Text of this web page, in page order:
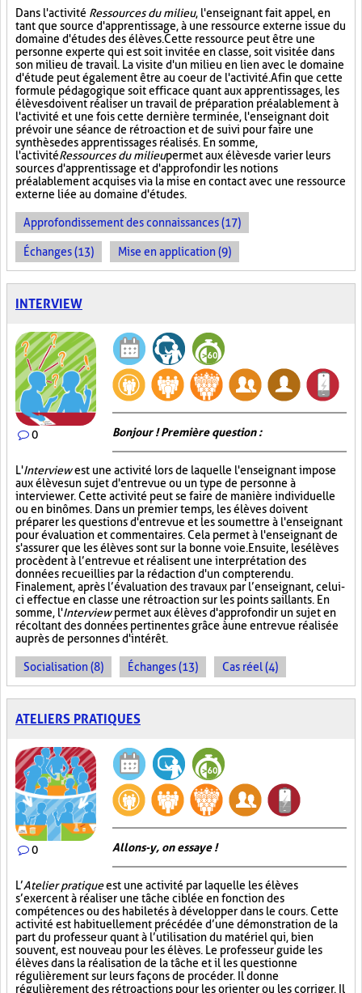
Dans l'activité Ressources du milieu, l'enseignant fait appel, en
tant que source d'apprentissage, à une ressource externe issue du
domaine d'études des élèves. Cette ressource peut être une
personne experte qui est soit invitée en classe, soit visitée dans
son milieu de travail. La visite d'un milieu en lien avec le domaine
d'étude peut également être au coeur de l'activité. Afin que cette
formule pédagogique soit efficace quant aux apprentissages, les
élèves doivent réaliser un travail de préparation préalablement à
l'activité et une fois cette dernière terminée, l'enseignant doit
prévoir une séance de rétroaction et de suivi pour faire une
synthèse des apprentissages réalisés. En somme,
l'activitéRessources du milieupermet aux élèves de varier leurs
sources d'apprentissage et d'approfondir les notions
préalablement acquises via la mise en contact avec une ressource
externe liée au domaine d'études.
Approfondissement des connaissances (17)
Échanges (13) Mise en application (9)
INTERVIEW
0 Bonjour ! Première question :
L'Interviewest une activité lors de laquelle l'enseignant impose
aux élèves un sujet d'entrevue ou un type de personne à
interviewer. Cette activité peut se faire de manière individuelle
ou en binômes. Dans un premier temps, les élèves doivent
préparer les questions d'entrevue et les soumettre à l'enseignant
pour évaluation et commentaires. Cela permet à l'enseignant de
s'assurer que les élèves sont sur la bonne voie. Ensuite, les élèves
procèdent à l’entrevue et réalisent une interprétation des
données recueillies par la rédaction d'un compte rendu.
Finalement, après l’évaluation des travaux par l’enseignant, celui-
ci effectue en classe une rétroaction sur les points saillants. En
somme, l'Interviewpermet aux élèves d'approfondir un sujet en
récoltant des données pertinentes grâce à une entrevue réalisée
auprès de personnes d'intérêt.
Socialisation (8) Échanges (13) Cas réel (4)
ATELIERS PRATIQUES
0 Allons-y, on essaye !
L’Atelier pratiqueest une activité par laquelle les élèves
s’exercent à réaliser une tâche ciblée en fonction des
compétences ou des habiletés à développer dans le cours. Cette
activité est habituellement précédée d’une démonstration de la
part du professeur quant à l’utilisation du matériel qui, bien
souvent, est nouveau pour les élèves. Le professeur guide les
élèves dans la réalisation de la tâche et il les questionne
régulièrement sur leurs façons de procéder. Il donne
régulièrement des rétroactions pour les orienter ou les corriger. Il